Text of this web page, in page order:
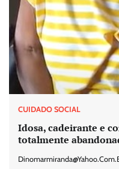
CUIDADO SOCIAL
Idosa, cadeirante e
totalmente